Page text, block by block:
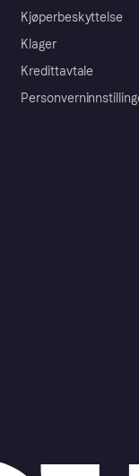
Kjøperbeskyttelse
Klager
Kredittavtale